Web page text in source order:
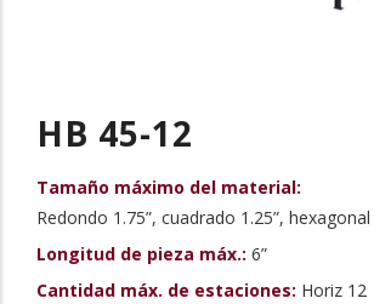
HB 45-12
Tamaño máximo del material:
Redondo 1.75”, cuadrado 1.25”,
Longitud de pieza máx.: 6”
Cantidad máx. de estaciones: Horiz 12